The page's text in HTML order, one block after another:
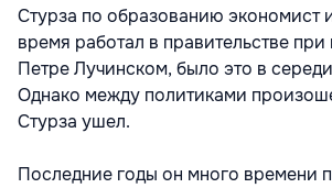
Стурза по образованию экономист
время работал в правительстве при
Петре Лучинском, было это в
Однако между политиками
Стурза ушел.
Последние годы он много времени